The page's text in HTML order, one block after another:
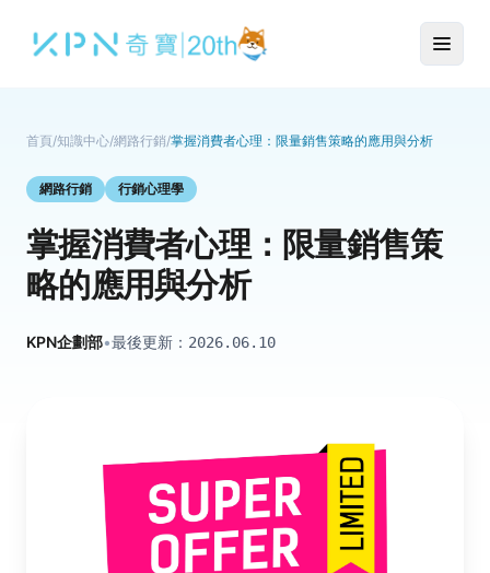
首頁/知識中心/網路行銷/掌握消費者心理：限量銷售策略的應用與分析
網路行銷 行銷心理學
掌握消費者心理：限量銷售策
略的應用與分析
KPN企劃部•最後更新： 2026.06.10